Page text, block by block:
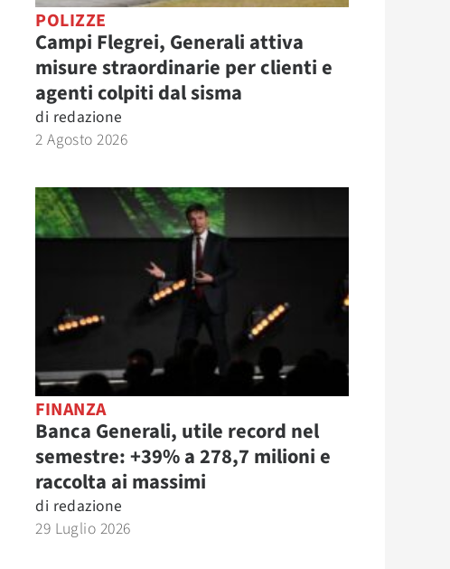
POLIZZE
Campi Flegrei, Generali attiva
misure straordinarie per clienti e
agenti colpiti dal sisma
di redazione
2 Agosto 2026
FINANZA
Banca Generali, utile record nel
semestre: +39% a 278,7 milioni e
raccolta ai massimi
di redazione
29 Luglio 2026